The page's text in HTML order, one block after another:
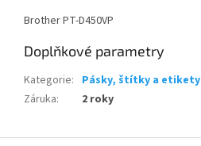
Brother PT-D450VP
Doplňkové parametry
Kategorie: Pásky, štítky a etikety
Záruka: 2 roky